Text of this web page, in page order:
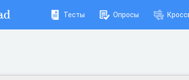
Тесты Опросы